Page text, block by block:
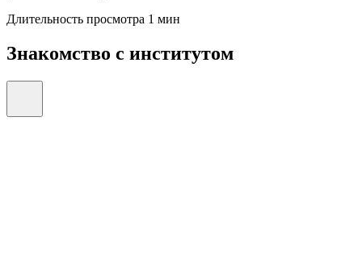
Длительность просмотра 1 мин
Знакомство с институтом